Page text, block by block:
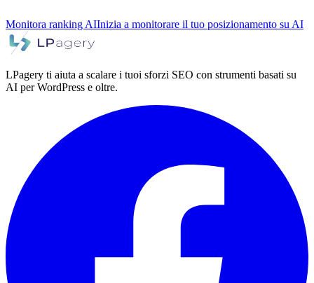
Monitora ranking AIInizia a monitorare il tuo posizionamento su AI
LPagery ti aiuta a scalare i tuoi sforzi SEO con strumenti basati su
AI per WordPress e oltre.